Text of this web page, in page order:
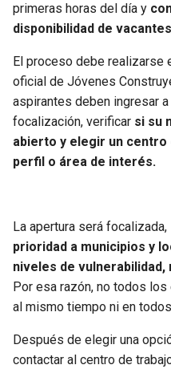
primeras horas del día y
disponibilidad de
El proceso debe realizarse
oficial de Jóvenes
aspirantes deben ingresar
focalización, verificar si su
abierto y elegir un
perfil o área de interés.
La apertura será
prioridad a municipios y
niveles de
Por esa razón, no todos
al mismo tiempo ni en
Después de elegir una
contactar al centro de